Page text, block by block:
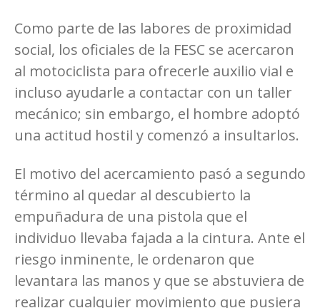
Como parte de las labores de proximidad
social, los oficiales de la FESC se acercaron
al motociclista para ofrecerle auxilio vial e
incluso ayudarle a contactar con un taller
mecánico; sin embargo, el hombre adoptó
una actitud hostil y comenzó a insultarlos.
El motivo del acercamiento pasó a segundo
término al quedar al descubierto la
empuñadura de una pistola que el
individuo llevaba fajada a la cintura. Ante el
riesgo inminente, le ordenaron que
levantara las manos y que se abstuviera de
realizar cualquier movimiento que pusiera